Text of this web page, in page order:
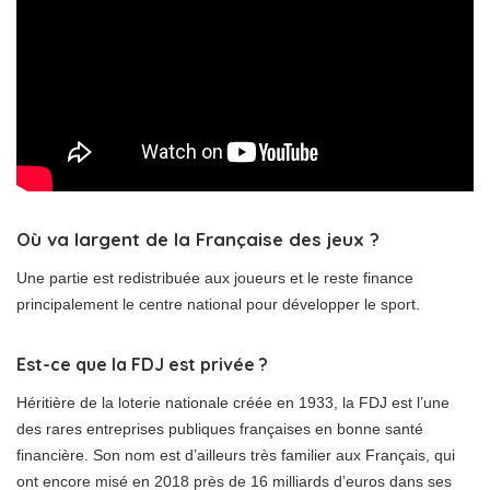
Où va largent de la Française des jeux ?
Une partie est redistribuée aux joueurs et le reste finance
principalement le centre national pour développer le sport.
Est-ce que la FDJ est privée ?
Héritière de la loterie nationale créée en 1933, la FDJ est l’une
des rares entreprises publiques françaises en bonne santé
financière. Son nom est d’ailleurs très familier aux Français, qui
ont encore misé en 2018 près de 16 milliards d’euros dans ses